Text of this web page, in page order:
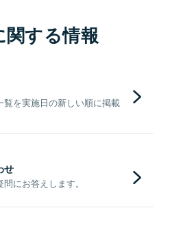
関する情報
を実施日の新しい順に掲載
せ
にお答えします。